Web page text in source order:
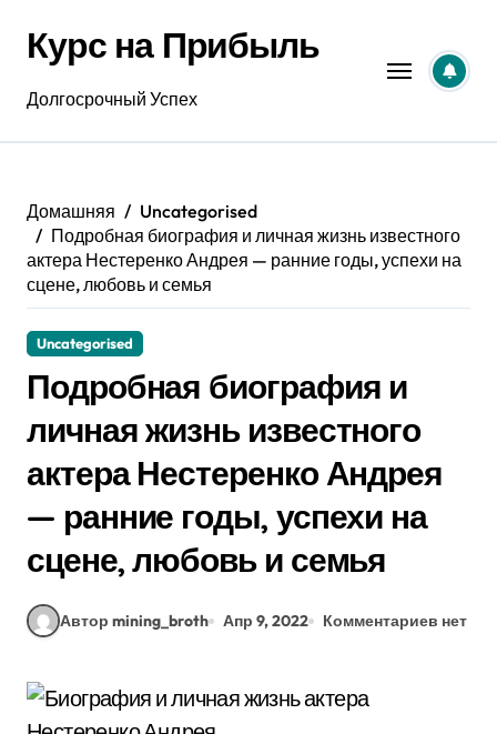
содержанию
Курс на Прибыль
Долгосрочный Успех
Домашняя
Uncategorised
Подробная биография и личная жизнь известного
актера Нестеренко Андрея — ранние годы, успехи на
сцене, любовь и семья
Uncategorised
Подробная биография и
личная жизнь известного
актера Нестеренко Андрея
— ранние годы, успехи на
сцене, любовь и семья
Автор mining_broth Апр 9, 2022 Комментариев нет